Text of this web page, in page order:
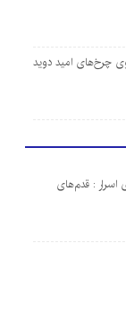
چرخ‌های امید دوید
اسرار : قدم‌های